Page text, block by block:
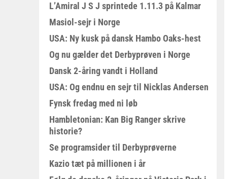
L’Amiral J S J sprintede 1.11.3 på Kalmar
Masiol-sejr i Norge
USA: Ny kusk på dansk Hambo Oaks-hest
Og nu gælder det Derbyprøven i Norge
Dansk 2-åring vandt i Holland
USA: Og endnu en sejr til Nicklas Andersen
Fynsk fredag med ni løb
Hambletonian: Kan Big Ranger skrive
historie?
Se programsider til Derbyprøverne
Kazio tæt på millionen i år